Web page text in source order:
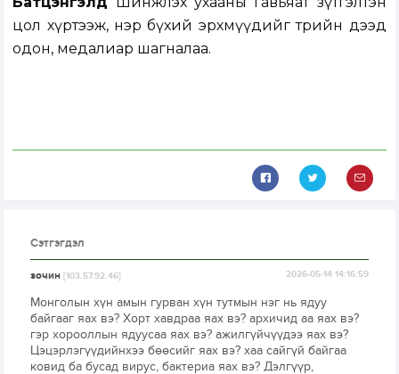
цол хүртээж, нэр бүхий эрхмүүдийг төрийн дээд
одон, медалиар шагналаа.
Сэтгэгдэл
зочин[103.57.92.46] 2026-05-14 14:16:59
Монголын хүн амын гурван хүн тутмын нэг нь ядуу
байгааг яах вэ? Хорт хавдраа яах вэ? архичид аа яах вэ?
гэр хорооллын ядуусаа яах вэ? ажилгүйчүүдээ яах вэ?
Цэцэрлэгүүдийнхээ бөөсийг яах вэ? хаа сайгүй байгаа
ковид ба бусад вирус, бактериа яах вэ? Дэлгүүр,